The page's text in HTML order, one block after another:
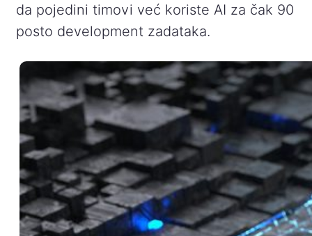
da pojedini timovi već koriste AI za čak 90
posto development zadataka.